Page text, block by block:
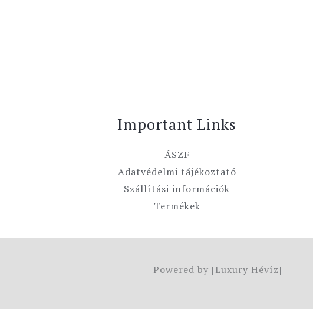
Important Links
ÁSZF
Adatvédelmi tájékoztató
Szállítási információk
Termékek
Powered by [Luxury Hévíz]